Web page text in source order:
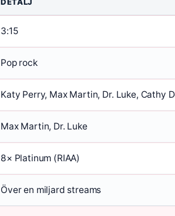
3:15
Pop rock
Katy Perry, Max Martin, Dr. Luke, Cathy
Max Martin, Dr. Luke
8× Platinum (RIAA)
Över en miljard streams